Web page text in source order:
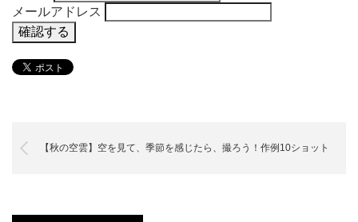
メールアドレス
【秋の空雲】空を見て、季節を感じたら、撮ろう！作例10ショット